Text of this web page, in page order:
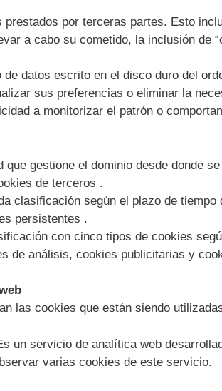
por terceras partes. Esto
a cabo su cometido, la inclusión de
de datos escrito en el disco duro del
sus preferencias o eliminar la
a monitorizar el patrón o
que gestione el dominio desde donde
de terceros .
clasificación según el plazo de
persistentes .
con cinco tipos de cookies
de análisis, cookies publicitarias y
las cookies que están siendo
un servicio de analítica web
varias cookies de este servicio.